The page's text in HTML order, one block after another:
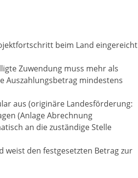
beim Land eingereicht
Zuwendung muss mehr als
Auszahlungsbetrag mindestens
aus (originäre Landesförderung:
(Anlage Abrechnung
an die zuständige Stelle
den festgesetzten Betrag zur